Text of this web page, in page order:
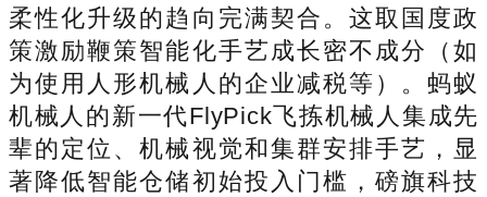
柔性化升级的趋向完满契合。这取国度政
策激励鞭策智能化手艺成长密不成分（如
为使用人形机械人的企业减税等）。蚂蚁
机械人的新一代FlyPick飞拣机械人集成先
辈的定位、机械视觉和集群安排手艺，显
著降低智能仓储初始投入门槛，磅旗科技